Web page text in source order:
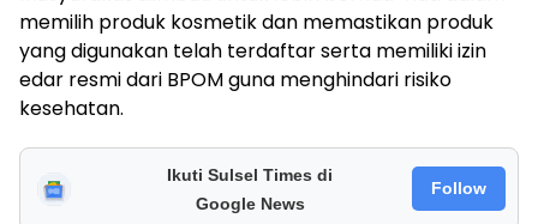
memilih produk kosmetik dan memastikan produk
yang digunakan telah terdaftar serta memiliki izin
edar resmi dari BPOM guna menghindari risiko
kesehatan.
Ikuti Sulsel Times di
Google News
Follow